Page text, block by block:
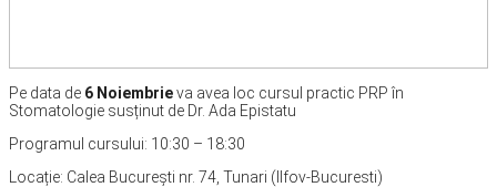
Pe data de 6 Noiembrieva avea loc cursul practic PRP în
Stomatologie susținut de Dr. Ada Epistatu
Programul cursului: 10:30 – 18:30
Locație: Calea București nr. 74, Tunari (Ilfov-Bucuresti)